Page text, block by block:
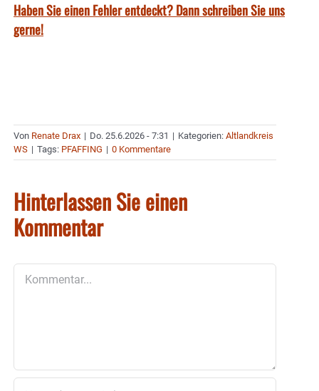
Haben Sie einen Fehler entdeckt? Dann schreiben Sie uns
gerne!
Von Renate Drax | Do. 25.6.2026 - 7:31 | Kategorien: Altlandkreis
WS | Tags: PFAFFING | 0 Kommentare
Hinterlassen Sie einen
Kommentar